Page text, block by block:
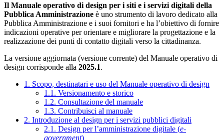
Il Manuale operativo di design per i siti e i servizi digitali della
Pubblica Amministrazione è uno strumento di lavoro dedicato alla
Pubblica Amministrazione e i suoi fornitori e ha l’obiettivo di fornire
indicazioni operative per orientare e migliorare la progettazione e la
realizzazione dei punti di contatto digitali verso la cittadinanza.
La versione aggiornata (versione corrente) del Manuale operativo di
design corrisponde alla 2025.1.
1. Scopo, destinatari e uso del Manuale operativo di design
1.1. Versionamento e storico
1.2. Consultazione del manuale
1.3. Contribuisci al manuale
2. Introduzione al design per i servizi pubblici digitali
2.1. Design per l’amministrazione digitale (e-
government)